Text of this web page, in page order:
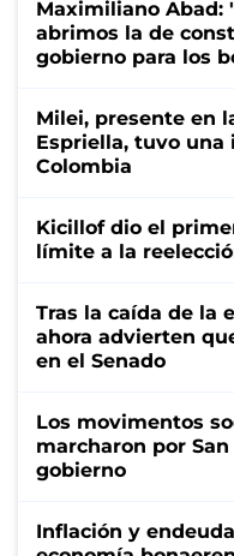
Maximiliano Abad:
abrimos la de
gobierno para los
Milei, presente en
Espriella, tuvo una
Colombia
Kicillof dio el
límite a la
Tras la caída de la
ahora advierten
en el Senado
Los movimentos
marcharon por
gobierno
Inflación y